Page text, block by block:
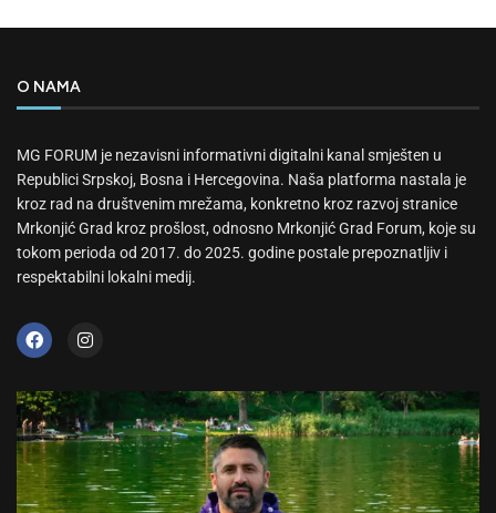
O NAMA
MG FORUM je nezavisni informativni digitalni kanal smješten u
Republici Srpskoj, Bosna i Hercegovina. Naša platforma nastala je
kroz rad na društvenim mrežama, konkretno kroz razvoj stranice
Mrkonjić Grad kroz prošlost, odnosno Mrkonjić Grad Forum, koje su
tokom perioda od 2017. do 2025. godine postale prepoznatljiv i
respektabilni lokalni medij.